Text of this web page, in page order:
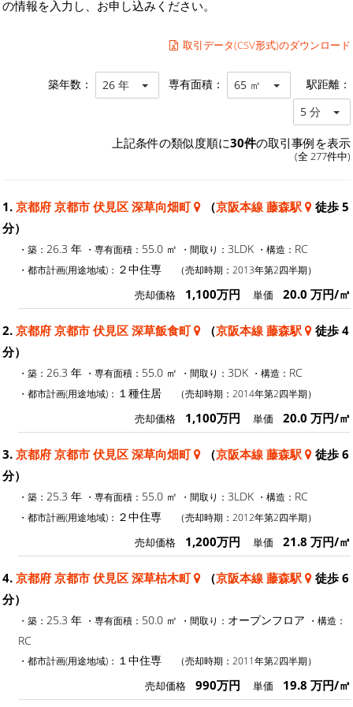
の情報を入力し、お申し込みください。
取引データ(CSV形式)のダウンロード
築年数： 26 年 専有面積： 65 ㎡ 駅距離：
5 分
上記条件の類似度順に30件の取引事例を表示
(全 277件中)
1. 京都府 京都市 伏見区 深草向畑町 （京阪本線 藤森駅
徒歩 5
分）
・築： 26.3 年 ・専有面積： 55.0 ㎡ ・間取り： 3LDK ・構造： RC
・都市計画(用途地域)： ２中住専 （売却時期：2013年第2四半期）
売却価格 1,100万円 単価 20.0 万円/㎡
2. 京都府 京都市 伏見区 深草飯食町 （京阪本線 藤森駅
徒歩 4
分）
・築： 26.3 年 ・専有面積： 55.0 ㎡ ・間取り： 3DK ・構造： RC
・都市計画(用途地域)： １種住居 （売却時期：2014年第2四半期）
売却価格 1,100万円 単価 20.0 万円/㎡
3. 京都府 京都市 伏見区 深草向畑町 （京阪本線 藤森駅
徒歩 6
分）
・築： 25.3 年 ・専有面積： 55.0 ㎡ ・間取り： 3LDK ・構造： RC
・都市計画(用途地域)： ２中住専 （売却時期：2012年第2四半期）
売却価格 1,200万円 単価 21.8 万円/㎡
4. 京都府 京都市 伏見区 深草枯木町 （京阪本線 藤森駅
徒歩 6
分）
・築： 25.3 年 ・専有面積： 50.0 ㎡ ・間取り： オープンフロア ・構造：
RC
・都市計画(用途地域)： １中住専 （売却時期：2011年第2四半期）
売却価格 990万円 単価 19.8 万円/㎡